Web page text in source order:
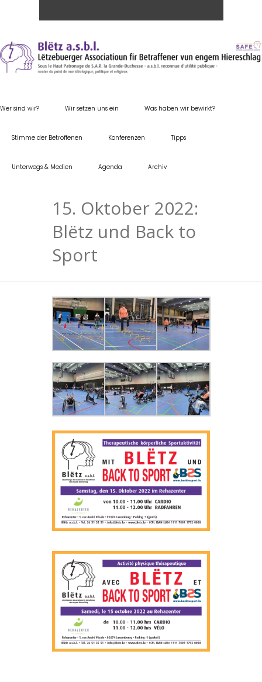
Wer sind wir? Wir setzen uns ein Was haben wir bewirkt?
Stimme der Betroffenen Konferenzen Tipps
Unterwegs & Medien Agenda Archiv
15. Oktober 2022:
Blëtz und Back to
Sport